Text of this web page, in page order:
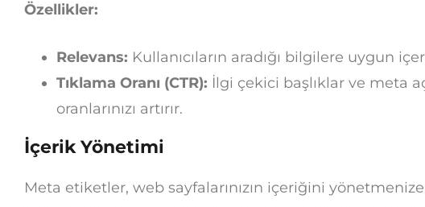
Özellikler:
Relevans: Kullanıcıların aradığı bilgilere uygun
Tıklama Oranı (CTR): İlgi çekici başlıklar ve meta
oranlarınızı artırır.
İçerik Yönetimi
Meta etiketler, web sayfalarınızın içeriğini